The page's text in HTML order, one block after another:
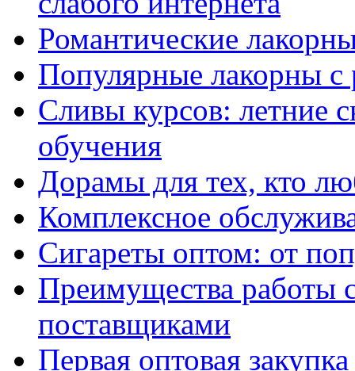
Романтические
Популярные лакорны с
Сливы курсов: летние
обучения
Дорамы для тех, кто
Комплексное
Сигареты оптом: от
Преимущества работы
поставщиками
Первая оптовая